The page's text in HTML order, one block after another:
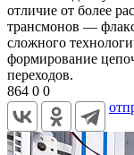
отличие от более
трансмонов —
сложного
формирование
переходов.
864 0 0